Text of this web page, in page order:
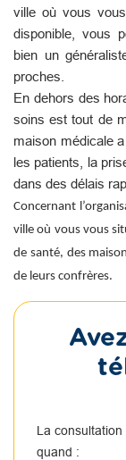
ville où vous
disponible, vous
bien un
proches.
En dehors des
soins est tout de
maison médicale
les patients, la
dans des délais
Concernant
ville où vous vous
de santé, des
de leurs confrères.
La
quand :